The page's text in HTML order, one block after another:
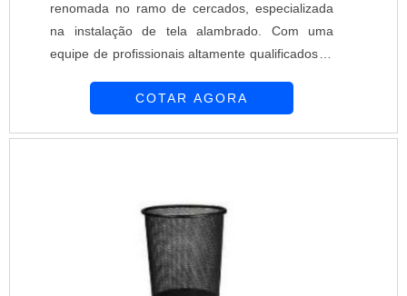
renomada no ramo de cercados, especializada
na instalação de tela alambrado. Com uma
equipe de profissionais altamente qualificados, a
patrimoniais para empresas e residências,
para a criação de espaços seguros. A Zeca
Telas e Alambrados utiliza materiais de alta
qualidade em suas instalações, garantindo a
durabilidade e resistência dos cercados.Além
COTAR AGORA